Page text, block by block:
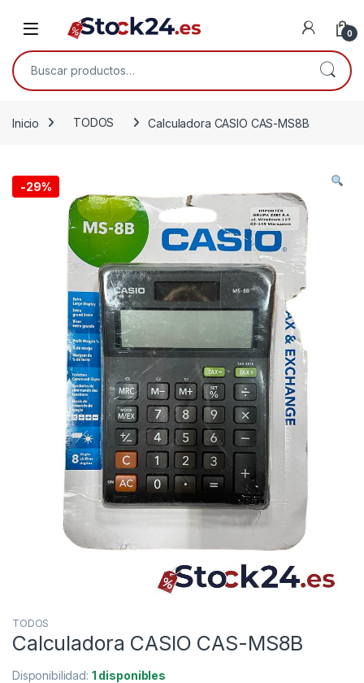
Open 0
Buscar por:
Inicio TODOS Calculadora CASIO CAS-MS8B
-29%
TODOS
Calculadora CASIO CAS-MS8B
Disponibilidad: 1 disponibles